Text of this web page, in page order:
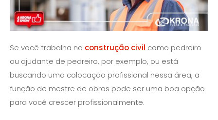
Se você trabalha na construção civil como pedreiro
ou ajudante de pedreiro, por exemplo, ou está
buscando uma colocação profissional nessa área, a
função de mestre de obras pode ser uma boa opção
para você crescer profissionalmente.